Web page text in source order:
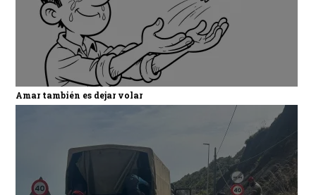
Amar también es dejar volar